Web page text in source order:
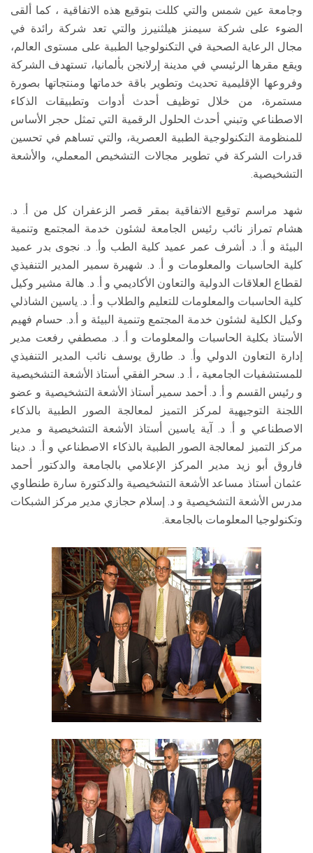
وجامعة عين شمس والتي كللت بتوقيع هذه الاتفاقية ، كما ألقى
الضوء على شركة سيمنز هيلثنيرز والتي تعد شركة رائدة في
مجال الرعاية الصحية في التكنولوجيا الطبية على مستوى العالم،
ويقع مقرها الرئيسي في مدينة إرلانجن بألمانيا، تستهدف الشركة
وفروعها الإقليمية تحديث وتطوير باقة خدماتها ومنتجاتها بصورة
مستمرة، من خلال توظيف أحدث أدوات وتطبيقات الذكاء
الاصطناعي وتبني أحدث الحلول الرقمية التي تمثل حجر الأساس
للمنظومة التكنولوجية الطبية العصرية، والتي تساهم في تحسين
قدرات الشركة في تطوير مجالات التشخيص المعملي، والأشعة
التشخيصية.
شهد مراسم توقيع الاتفاقية بمقر قصر الزعفران كل من أ. د.
هشام تمراز نائب رئيس الجامعة لشئون خدمة المجتمع وتنمية
البيئة و أ. د. أشرف عمر عميد كلية الطب وأ. د. نجوى بدر عميد
كلية الحاسبات والمعلومات و أ. د. شهيرة سمير المدير التنفيذي
لقطاع العلاقات الدولية والتعاون الأكاديمي و أ. د. هالة مشير وكيل
كلية الحاسبات والمعلومات للتعليم والطلاب و أ. د. ياسين الشاذلي
وكيل الكلية لشئون خدمة المجتمع وتنمية البيئة و أ.د. حسام فهيم
الأستاذ بكلية الحاسبات والمعلومات و أ. د. مصطفي رفعت مدير
إدارة التعاون الدولي وأ. د. طارق يوسف نائب المدير التنفيذي
للمستشفيات الجامعية ، أ. د. سحر الفقي أستاذ الأشعة التشخيصية
و رئيس القسم و أ. د. أحمد سمير أستاذ الأشعة التشخيصية و عضو
اللجنة التوجيهية لمركز التميز لمعالجة الصور الطبية بالذكاء
الاصطناعي و أ. د. آية ياسين أستاذ الأشعة التشخيصية و مدير
مركز التميز لمعالجة الصور الطبية بالذكاء الاصطناعي و أ. د. دينا
فاروق أبو زيد مدير المركز الإعلامي بالجامعة والدكتور أحمد
عثمان أستاذ مساعد الأشعة التشخيصية والدكتورة سارة طنطاوي
مدرس الأشعة التشخيصية و د. إسلام حجازي مدير مركز الشبكات
وتكنولوجيا المعلومات بالجامعة.